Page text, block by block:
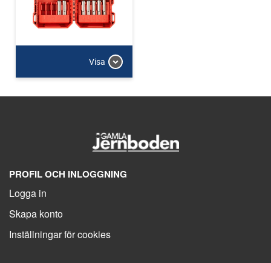
Visa
PROFIL OCH INLOGGNING
Logga in
Skapa konto
Inställningar för cookies